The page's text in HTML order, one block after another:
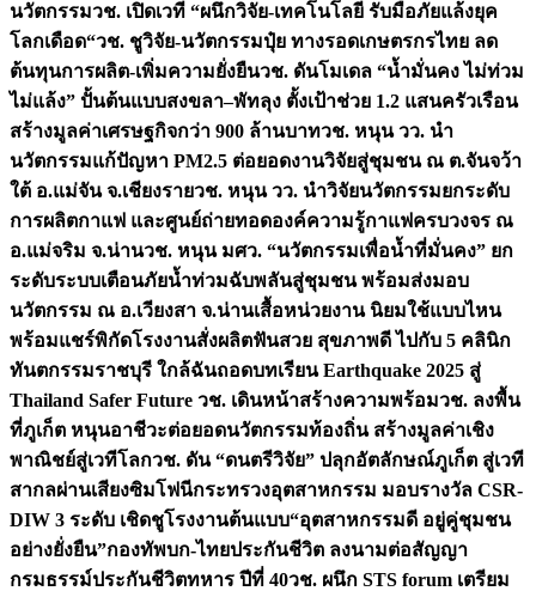
นวัตกรรมวช. เปิดเวที “ผนึกวิจัย-เทคโนโลยี รับมือภัยแล้งยุค
โลกเดือด“วช. ชูวิจัย-นวัตกรรมปุ๋ย ทางรอดเกษตรกรไทย ลด
ต้นทุนการผลิต-เพิ่มความยั่งยืนวช. ดันโมเดล “น้ำมั่นคง ไม่ท่วม
ไม่แล้ง” ปั้นต้นแบบสงขลา–พัทลุง ตั้งเป้าช่วย 1.2 แสนครัวเรือน
สร้างมูลค่าเศรษฐกิจกว่า 900 ล้านบาทวช. หนุน วว. นำ
นวัตกรรมแก้ปัญหา PM2.5 ต่อยอดงานวิจัยสู่ชุมชน ณ ต.จันจว้า
ใต้ อ.แม่จัน จ.เชียงรายวช. หนุน วว. นำวิจัยนวัตกรรมยกระดับ
การผลิตกาแฟ และศูนย์ถ่ายทอดองค์ความรู้กาแฟครบวงจร ณ
อ.แม่จริม จ.น่านวช. หนุน มศว. “นวัตกรรมเพื่อน้ำที่มั่นคง” ยก
ระดับระบบเตือนภัยน้ำท่วมฉับพลันสู่ชุมชน พร้อมส่งมอบ
นวัตกรรม ณ อ.เวียงสา จ.น่านเสื้อหน่วยงาน นิยมใช้แบบไหน
พร้อมแชร์พิกัดโรงงานสั่งผลิตฟันสวย สุขภาพดี ไปกับ 5 คลินิก
ทันตกรรมราชบุรี ใกล้ฉันถอดบทเรียน Earthquake 2025 สู่
Thailand Safer Future วช. เดินหน้าสร้างความพร้อมวช. ลงพื้น
ที่ภูเก็ต หนุนอาชีวะต่อยอดนวัตกรรมท้องถิ่น สร้างมูลค่าเชิง
พาณิชย์สู่เวทีโลกวช. ดัน “ดนตรีวิจัย” ปลุกอัตลักษณ์ภูเก็ต สู่เวที
สากลผ่านเสียงซิมโฟนีกระทรวงอุตสาหกรรม มอบรางวัล CSR-
DIW 3 ระดับ เชิดชูโรงงานต้นแบบ“อุตสาหกรรมดี อยู่คู่ชุมชน
อย่างยั่งยืน”กองทัพบก-ไทยประกันชีวิต ลงนามต่อสัญญา
กรมธรรม์ประกันชีวิตทหาร ปีที่ 40วช. ผนึก STS forum เตรียม